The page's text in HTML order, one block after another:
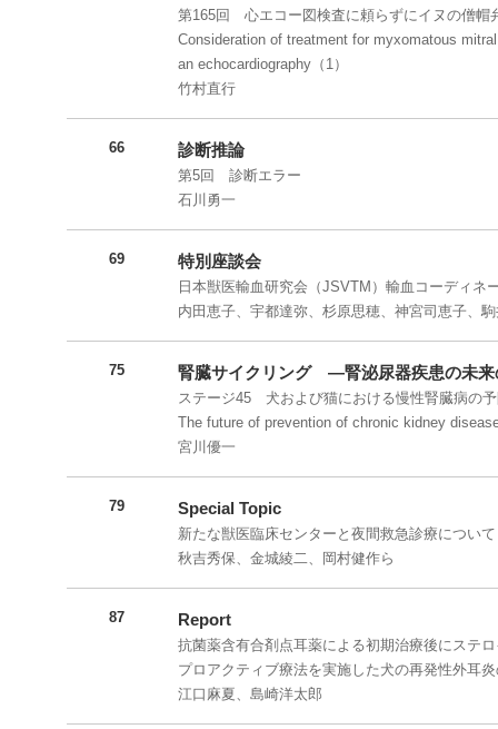
第165回 心エコー図検査に頼らずにイヌの僧帽
Consideration of treatment for myxomatous
an echocardiography（1）
竹村直行
66 診断推論
第5回 診断エラー
石川勇一
69 特別座談会
日本獣医輸血研究会（JSVTM）輸血コーディネ
内田恵子、宇都達弥、杉原思穂、神宮司恵子、
75 腎臓サイクリング ―腎泌尿器疾患の未
ステージ45 犬および猫における慢性腎臓病の
The future of prevention of chronic kidney
宮川優一
79 Special Topic
新たな獣医臨床センターと夜間救急診療について
秋吉秀保、金城綾二、岡村健作ら
87 Report
抗菌薬含有合剤点耳薬による初期治療後にステ
プロアクティブ療法を実施した犬の再発性外耳
江口麻夏、島崎洋太郎